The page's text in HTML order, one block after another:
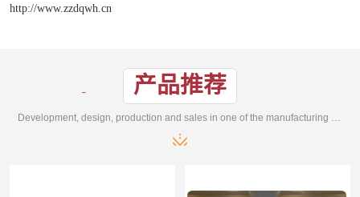
http://www.zzdqwh.cn
产品推荐